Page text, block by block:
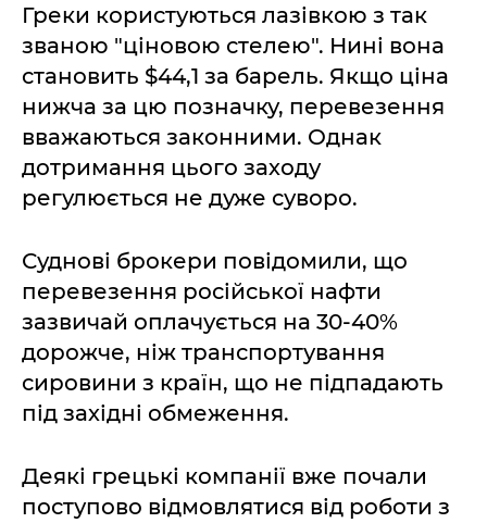
Греки користуються лазівкою з так
званою "ціновою стелею". Нині вона
становить $44,1 за барель. Якщо ціна
нижча за цю позначку, перевезення
вважаються законними. Однак
дотримання цього заходу
регулюється не дуже суворо.
Суднові брокери повідомили, що
перевезення російської нафти
зазвичай оплачується на 30-40%
дорожче, ніж транспортування
сировини з країн, що не підпадають
під західні обмеження.
Деякі грецькі компанії вже почали
поступово відмовлятися від роботи з